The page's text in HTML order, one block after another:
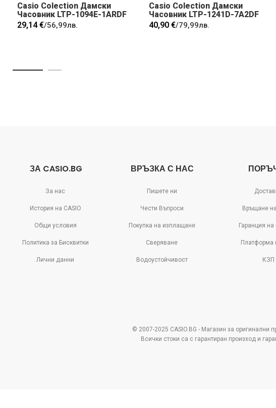
Casio Colection Дамски
Часовник LTP-1094E-1ARDF
29,14 €/56,99лв.
Casio Colection Дамски
Часовник LTP-1241D-7A2DF
40,90 €/79,99лв.
ЗА CASIO.BG
За нас
История на CASIO
Общи условия
Политика за Бисквитки
Лични данни
ВРЪЗКА С НАС
Пишете ни
Чести Въпроси
Покупка на изплащане
Сверяване
Водоустойчивост
Връщане
Гаранция на
Платформа
КЗП
© 2007-2025 CASIO.BG - Магазин за оригинални
Всички стоки са с гарантиран произход и